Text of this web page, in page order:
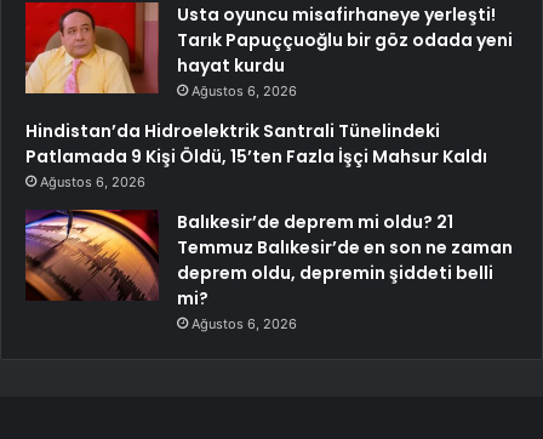
Usta oyuncu misafirhaneye yerleşti!
Tarık Papuççuoğlu bir göz odada yeni
hayat kurdu
Ağustos 6, 2026
Hindistan’da Hidroelektrik Santrali Tünelindeki
Patlamada 9 Kişi Öldü, 15’ten Fazla İşçi Mahsur Kaldı
Ağustos 6, 2026
Balıkesir’de deprem mi oldu? 21
Temmuz Balıkesir’de en son ne zaman
deprem oldu, depremin şiddeti belli
mi?
Ağustos 6, 2026